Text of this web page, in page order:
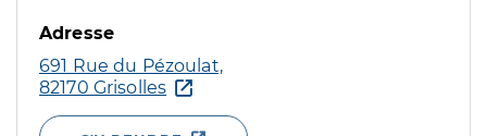
Adresse
691 Rue du Pézoulat,
82170 Grisolles